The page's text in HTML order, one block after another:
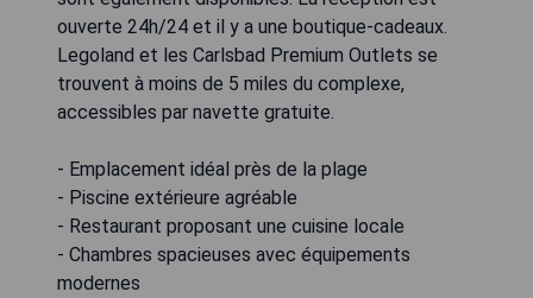
ouverte 24h/24 et il y a une boutique-cadeaux.
Legoland et les Carlsbad Premium Outlets se
trouvent à moins de 5 miles du complexe,
accessibles par navette gratuite.
- Emplacement idéal près de la plage
- Piscine extérieure agréable
- Restaurant proposant une cuisine locale
- Chambres spacieuses avec équipements
modernes